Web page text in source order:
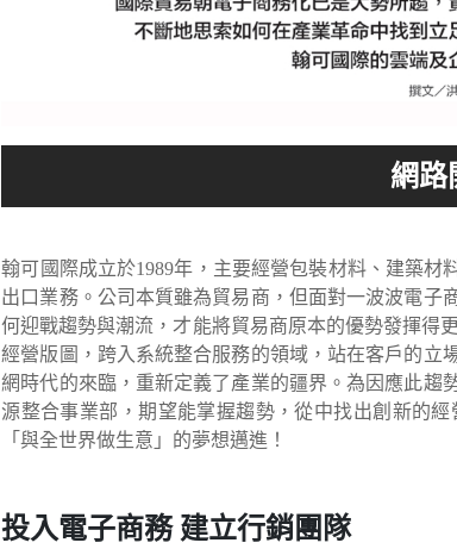
翰可國際成立於1989年，主要經營包裝材料、建築
出口業務。公司本質雖為貿易商，但面對一波波電子
何迎戰趨勢與潮流，才能將貿易商原本的優勢發揮得
經營版圖，跨入系統整合服務的領域，站在客戶的立
網時代的來臨，重新定義了產業的疆界。為因應此趨
源整合事業部，期望能掌握趨勢，從中找出創新的
「與全世界做生意」的夢想邁進！
投入電子商務 建立行銷團隊